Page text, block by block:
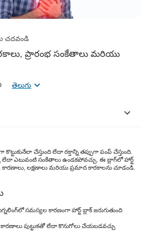
చదవండి
రకాలు, ప్రారంభ సంకేతాలు మరియు
తెలుగు
కారణమేమిటి?
చేస్తుంది లేదా రక్తాన్ని తప్పుగా పంప్ చేస్తుంది.
లేదా ఎటువంటి సంకేతాలు ఉండకపోవచ్చు. ఈ బ్లాగ్‌లో హార్ట్
కారణాలు, లక్షణాలు మరియు ప్రమాద కారకాలను చూడండి.
సమస్యల కారణంగా హార్ట్ బ్లాక్ జరుగుతుంది
పుట్టుకతో లేదా కొనుగోలు చేయబడవచ్చు